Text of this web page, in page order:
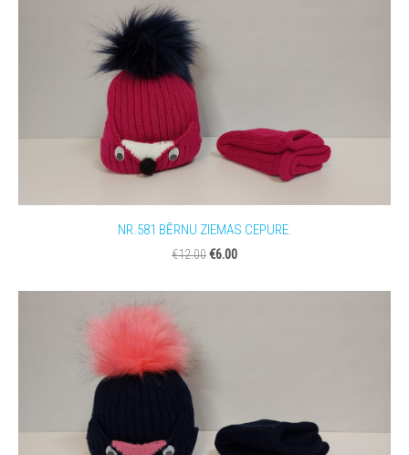
NR.581 BĒRNU ZIEMAS CEPURE.
€12.00€6.00